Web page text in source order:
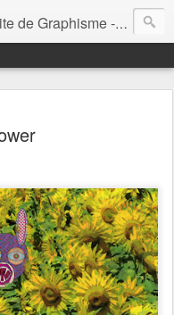
- Edition - Animations - Publicité